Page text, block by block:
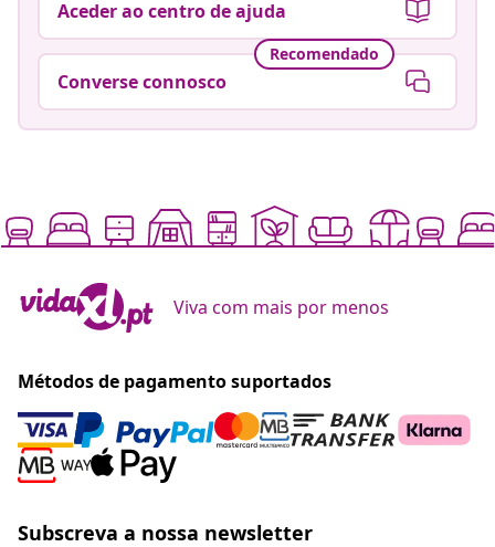
Aceder ao centro de ajuda
Recomendado
Converse connosco
Viva com mais por menos
Métodos de pagamento suportados
Subscreva a nossa newsletter